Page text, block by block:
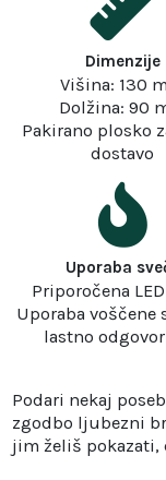
Dimenzije
Višina: 130
Dolžina: 90
Pakirano plosko
dostavo
Uporaba
Priporočena
Uporaba voščene
lastno
Podari nekaj
zgodbo ljubezni
jim želiš pokazati,